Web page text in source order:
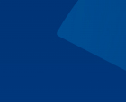
Читать далее